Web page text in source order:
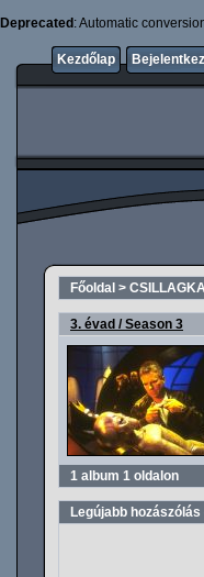
Deprecated : Automatic
Kezdőlap
Főoldal >
3. évad / Season 3
1 album 1 oldalon
Legújabb